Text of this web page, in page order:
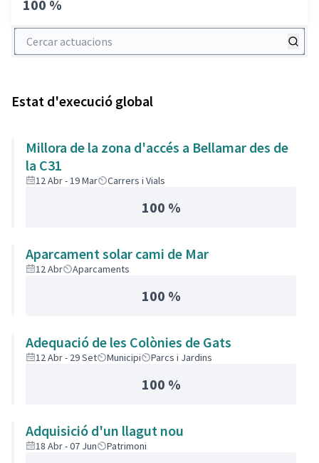
100 %
Cercar actuacions
Estat d'execució global
Millora de la zona d'accés a Bellamar des de
la C31
12 Abr - 19 Mar Carrers i Vials
100 %
Aparcament solar cami de Mar
12 Abr Aparcaments
100 %
Adequació de les Colònies de Gats
12 Abr - 29 Set Municipi Parcs i Jardins
100 %
Adquisició d'un llagut nou
18 Abr - 07 Jun Patrimoni